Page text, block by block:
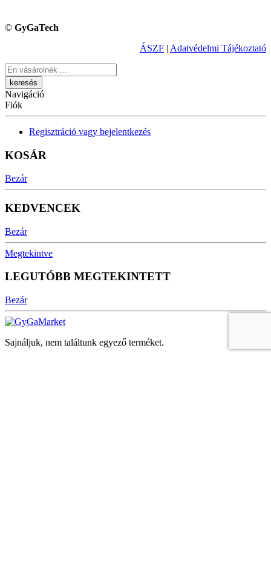
© GyGaTech
ÁSZF | Adatvédelmi Tájékoztató
Keresés
Navigáció
Fiók
Regisztráció vagy bejelentkezés
KOSÁR
Bezár
KEDVENCEK
Bezár
Megtekintve
LEGUTÓBB MEGTEKINTETT
Bezár
Sajnáljuk, nem találtunk egyező terméket.